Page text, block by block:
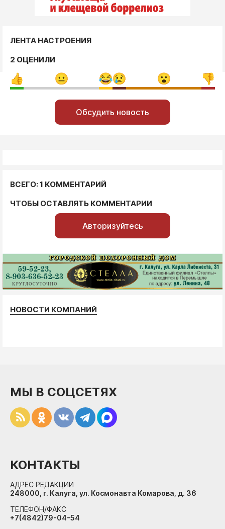
ЛЕНТА НАСТРОЕНИЯ
2 ОЦЕНИЛИ
Обсудить новость
ВСЕГО: 1 КОММЕНТАРИЙ
ЧТОБЫ ОСТАВЛЯТЬ КОММЕНТАРИИ
Авторизуйтесь
НОВОСТИ КОМПАНИЙ
МЫ В СОЦСЕТЯХ
КОНТАКТЫ
АДРЕС РЕДАКЦИИ
248000, г. Калуга, ул. Космонавта Комарова, д. 36
ТЕЛЕФОН/ФАКС
+7(4842)79-04-54